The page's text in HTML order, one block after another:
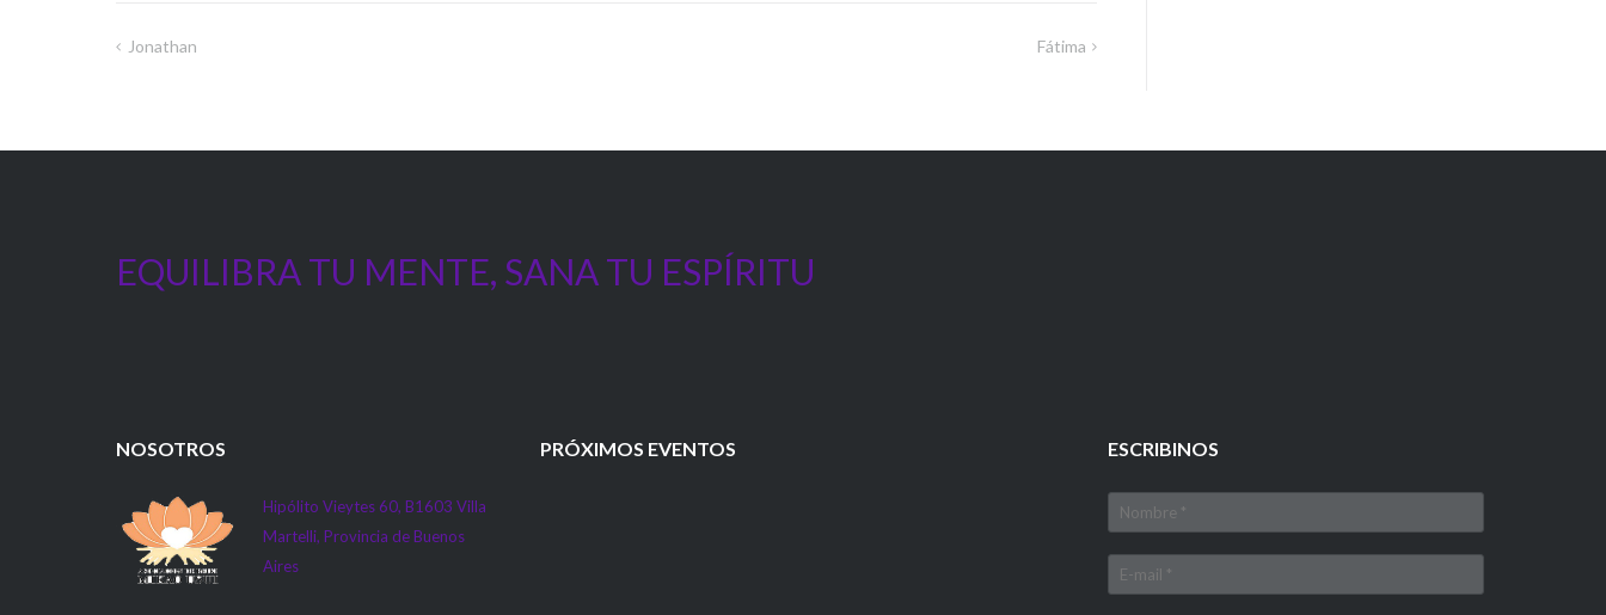
Navegación
Jonathan Fátima
EQUILIBRA TU MENTE, SANA TU ESPÍRITU
NOSOTROS
Hipólito Vieytes 60, B1603 Villa
Martelli, Provincia de Buenos
Aires
PRÓXIMOS EVENTOS ESCRIBINOS